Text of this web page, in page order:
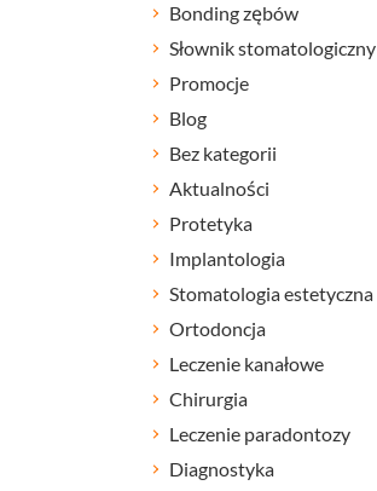
Bonding zębów
Słownik stomatologiczny
Promocje
Blog
Bez kategorii
Aktualności
Protetyka
Implantologia
Stomatologia estetyczna
Ortodoncja
Leczenie kanałowe
Chirurgia
Leczenie paradontozy
Diagnostyka